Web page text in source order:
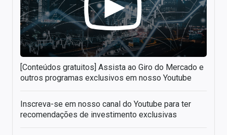
[Conteúdos gratuitos] Assista ao Giro do Mercado e
outros programas exclusivos em nosso Youtube
Inscreva-se em nosso canal do Youtube para ter
recomendações de investimento exclusivas